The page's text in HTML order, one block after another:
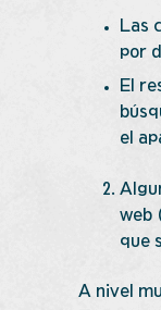
Las
por
El
el
web
que
A nivel